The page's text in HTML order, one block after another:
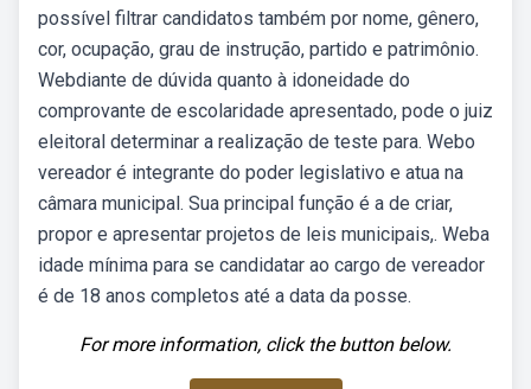
possível filtrar candidatos também por nome, gênero,
cor, ocupação, grau de instrução, partido e patrimônio.
Webdiante de dúvida quanto à idoneidade do
comprovante de escolaridade apresentado, pode o juiz
eleitoral determinar a realização de teste para. Webo
vereador é integrante do poder legislativo e atua na
câmara municipal. Sua principal função é a de criar,
propor e apresentar projetos de leis municipais,. Weba
idade mínima para se candidatar ao cargo de vereador
é de 18 anos completos até a data da posse.
For more information, click the button below.